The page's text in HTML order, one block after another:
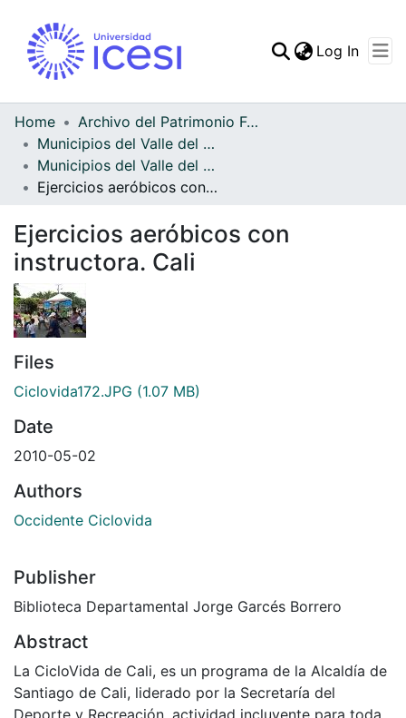
Log In
Home
Archivo del Patrimonio Fotográfico y Fílmico del Valle del Cauca
Municipios del Valle del Cauca
Municipios del Valle del Cauca
Ejercicios aeróbicos con instructora. Cali
Ejercicios aeróbicos con
instructora. Cali
Files
Ciclovida172.JPG (1.07 MB)
Date
2010-05-02
Authors
Occidente Ciclovida
Publisher
Biblioteca Departamental Jorge Garcés Borrero
Abstract
La CicloVida de Cali, es un programa de la Alcaldía de
Santiago de Cali, liderado por la Secretaría del
Deporte y Recreación, actividad incluyente para toda